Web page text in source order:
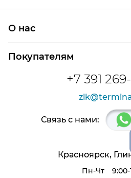
+7 391
О нас
Сертификаты на продукцию
Покупателям
Доставка и оплата
Расшифровка маркировки
Связь с нами:
Красноярск,
Пн-Чт 9:00-